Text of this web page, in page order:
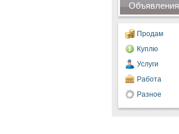
Объявления
Продам
Куплю
Услуги
Работа
Разное